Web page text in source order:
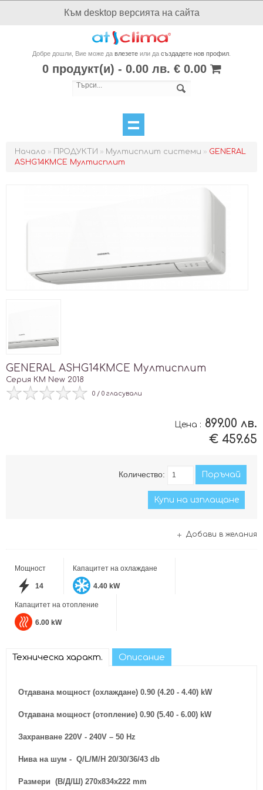
Добре дошли, Вие може да влезете или да създадете нов профил
0 продукт(и) - 0.00 лв. € 0.00
Начало » ПРОДУКТИ » Мултисплит системи » GENERAL
ASHG14KMCE Мултисплит
GENERAL ASHG14KMCE Мултисплит
Серия КM New 2018
0 / 0 гласували
Цена : 899.00 лв.
€ 459.65
Количество:
Купи на изплащане
Добави в желания
Мощност
14
Капацитет на охлаждане
4.40 kW
Капацитет на отопление
6.00 kW
Техническа характ. Описание
Отдавана мощност (охлаждане) 0.90 (4.20 - 4.40) kW
Отдавана мощност (отопление) 0.90 (5.40 - 6.00) kW
Захранване 220V - 240V – 50 Hz
Нива на шум - Q/L/M/H 20/30/36/43 db
Размери (В/Д/Ш) 270x834x222 mm
Към desktop версията на сайта